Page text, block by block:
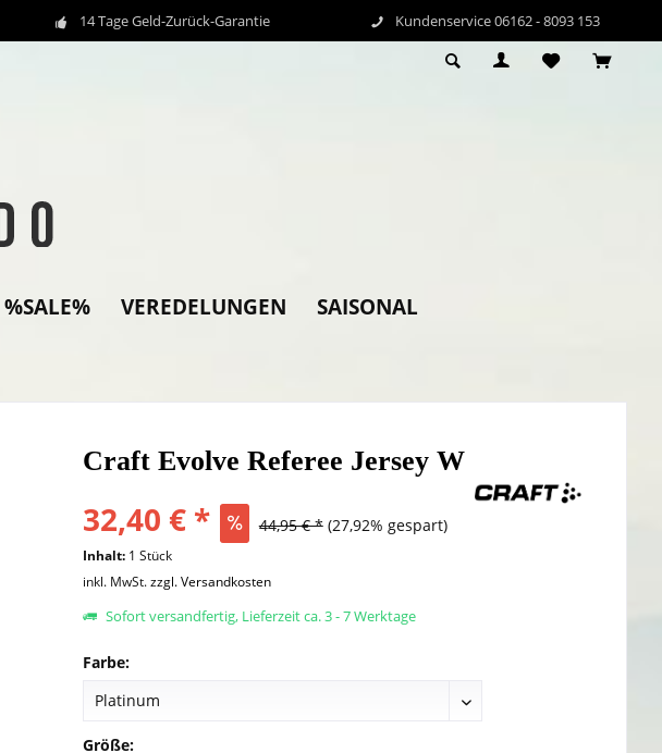
14 Tage Geld-Zurück-Garantie Kundenservice 06162 - 8093 153
%SALE% VEREDELUNGEN SAISONAL
Craft Evolve Referee Jersey W
32,40 € * 44,95 € * (27,92% gespart)
Inhalt: 1 Stück
inkl. MwSt.zzgl. Versandkosten
Sofort versandfertig, Lieferzeit ca. 3 - 7 Werktage
Farbe:
Größe: